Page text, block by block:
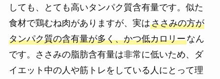
しても、とても高いタンパク質含有量です。似た
食材で鶏むね肉がありますが、実はささみの方が
タンパク質の含有量が多く、かつ低カロリーなん
です。ささみの脂肪含有量は非常に低いため、ダ
イエット中の人や筋トレをしている人にとって理